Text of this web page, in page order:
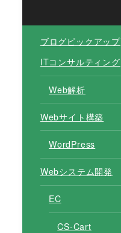
ブログピックアップ
ITコンサルティング
Web解析
Webサイト構築
WordPress
Webシステム開発
EC
CS-Cart